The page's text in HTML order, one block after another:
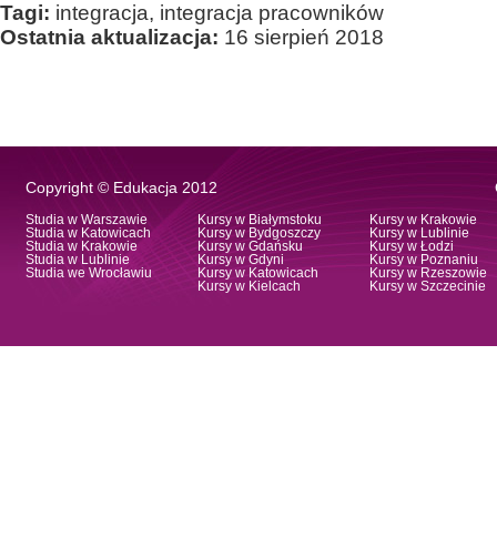
Tagi: integracja, integracja pracowników
Ostatnia aktualizacja: 16 sierpień 2018
Copyright © Edukacja 2012
Studia w Warszawie
Studia w Katowicach
Studia w Krakowie
Studia w Lublinie
Studia we Wrocławiu
Kursy w Białymstoku
Kursy w Bydgoszczy
Kursy w Gdańsku
Kursy w Gdyni
Kursy w Katowicach
Kursy w Kielcach
Kursy w Krakowie
Kursy w Lublinie
Kursy w Łodzi
Kursy w Poznaniu
Kursy w Rzeszowie
Kursy w Szczecinie